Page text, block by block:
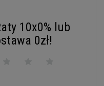
10x0% lub
0zł!